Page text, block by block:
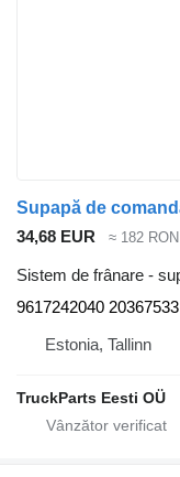
34,68 EUR ≈ 182 RON
Sistem de frânare -
9617242040
Estonia, Tallinn
TruckParts Eesti OÜ